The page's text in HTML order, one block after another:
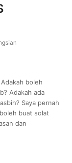
boleh
Adakah ada
Saya pernah
buat solat
dan